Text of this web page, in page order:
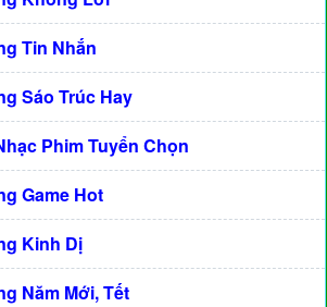
Tin Nhắn
Sáo Trúc Hay
Phim Tuyển Chọn
Game Hot
Kinh Dị
Năm Mới, Tết